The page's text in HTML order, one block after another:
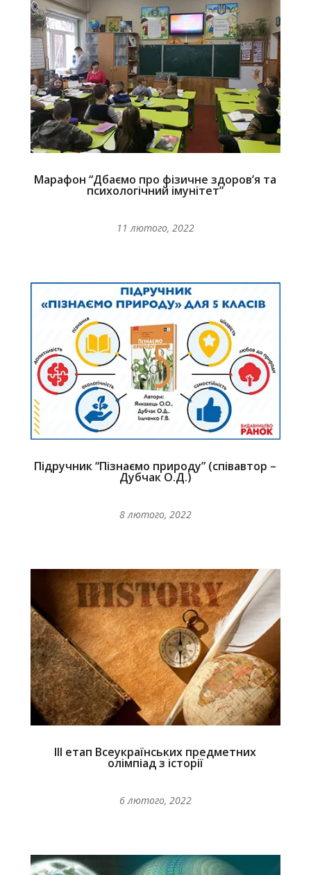
Марафон “Дбаємо про фізичне здоров’я та
психологічний імунітет”
11 лютого, 2022
Підручник “Пізнаємо природу” (співавтор –
Дубчак О.Д.)
8 лютого, 2022
ІІІ етап Всеукраїнських предметних
олімпіад з історії
6 лютого, 2022